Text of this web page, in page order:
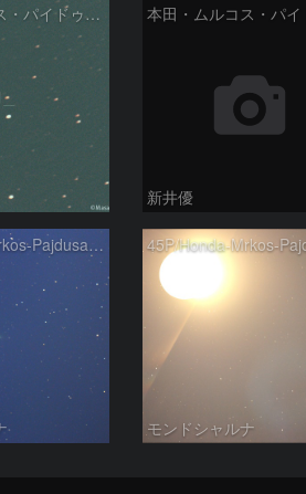
本田・ムルコス・パイドゥシャーコヴァー彗星 (45P ) の予報位置：2024/12/27
新井優
45P/Honda-Mrkos-Pajdusakova
モンドシャルナ